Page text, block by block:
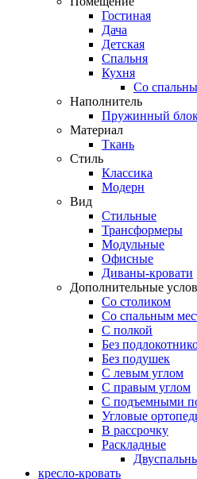
Гостиная
Дача
Детская
Спальня
Кухня
Со
Наполнитель
Пружинный
Материал
Ткань
Стиль
Классика
Модерн
Вид
Стильные
Трансформеры
Модульные
Офисные
Диваны-кровати
Дополнительные
Со столиком
Со спальным
С полкой
Без
Без подушек
C левым углом
C правым углом
С подъемными
Угловые
В рассрочку
Раскладные
кресло-кровать